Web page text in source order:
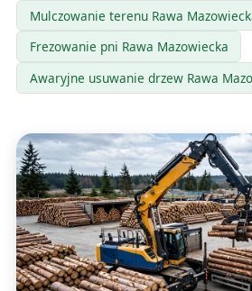
Mulczowanie terenu Rawa
Frezowanie pni Rawa Mazowiecka
Awaryjne usuwanie drzew Rawa